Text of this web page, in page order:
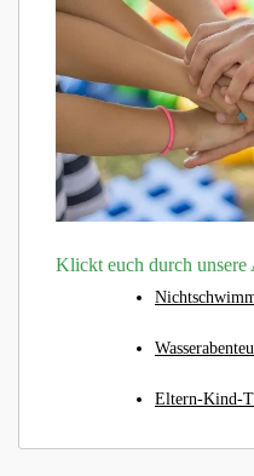
Klickt euch durch unsere
Eltern-Kind-